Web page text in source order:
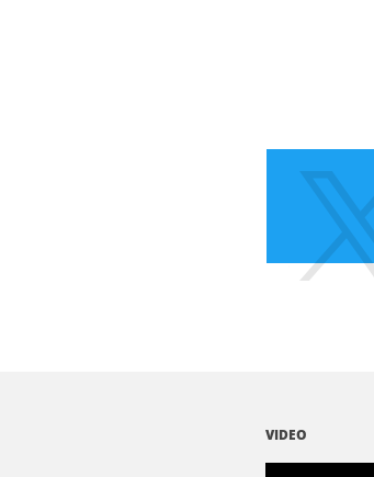
VIDEO